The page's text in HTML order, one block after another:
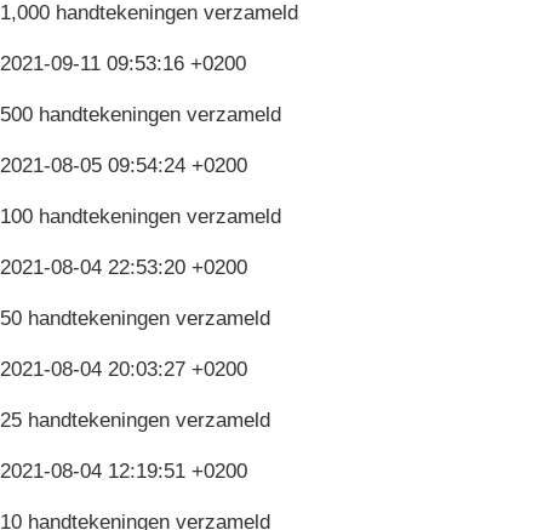
1,000 handtekeningen verzameld
2021-09-11 09:53:16 +0200
500 handtekeningen verzameld
2021-08-05 09:54:24 +0200
100 handtekeningen verzameld
2021-08-04 22:53:20 +0200
50 handtekeningen verzameld
2021-08-04 20:03:27 +0200
25 handtekeningen verzameld
2021-08-04 12:19:51 +0200
10 handtekeningen verzameld